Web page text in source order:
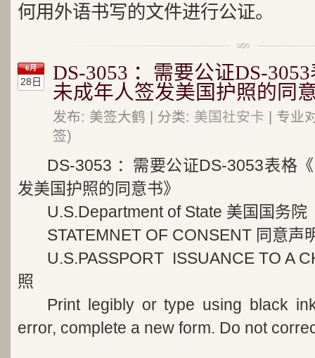
何用外语书写的文件进行公证。
6月
28日
DS-3053 ：需要公证DS-
未成年人签发美国护照的同
发布: 美签大鹤 | 分类: 美国社安卡 | 专业
签)
DS-3053 ：需要公证DS-3053表格
发美国护照的同意书》
U.S.Department of State 美国国务院
STATEMNET OF CONSENT 同意声
U.S.PASSPORT ISSUANCE TO A
照
Print legibly or type using black
error, complete a new form. Do not